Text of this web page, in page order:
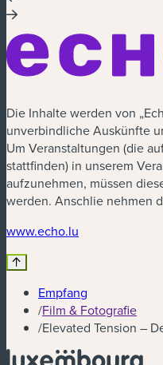
Die Inhalte werden von
unverbindliche Auskünfte
Um Veranstaltungen (die
stattfinden) in unserem
aufzunehmen, müssen
werden. Anschlie nehmen
www.echo.lu
Empfang
/Film & Fotografie
/Elevated Tension –